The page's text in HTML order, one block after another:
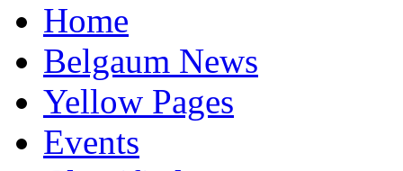
Home
Belgaum News
Yellow Pages
Events